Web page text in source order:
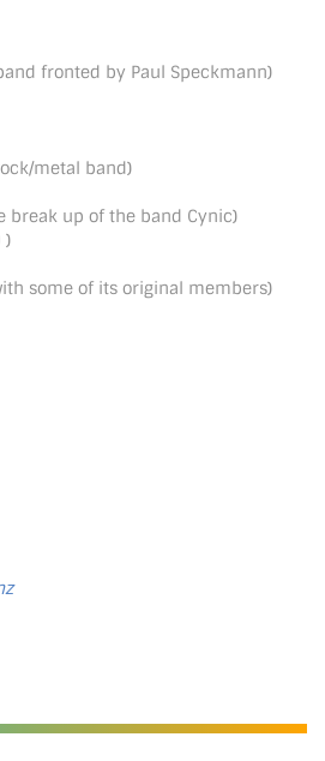
fronted by Paul Speckmann)
metal band)
break up of the band Cynic)
)
some of its original members)